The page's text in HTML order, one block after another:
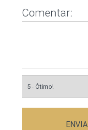
Comentar: